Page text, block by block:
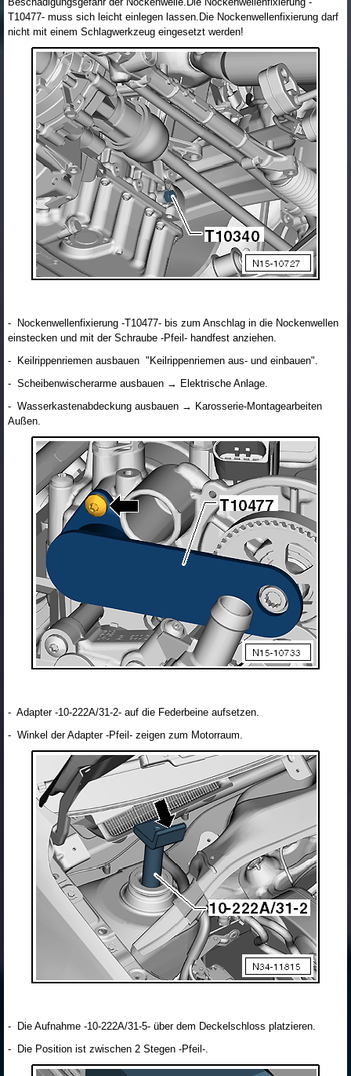
T10477- muss sich leicht einlegen lassen.Die Nockenwellenfixierung darf
nicht mit einem Schlagwerkzeug eingesetzt werden!
- Nockenwellenfixierung -T10477- bis zum Anschlag in die Nockenwellen
einstecken und mit der Schraube -Pfeil- handfest anziehen.
- Keilrippenriemen ausbauen "Keilrippenriemen aus- und einbauen".
- Scheibenwischerarme ausbauen → Elektrische Anlage.
- Wasserkastenabdeckung ausbauen → Karosserie-Montagearbeiten
Außen.
- Adapter -10-222A/31-2- auf die Federbeine aufsetzen.
- Winkel der Adapter -Pfeil- zeigen zum Motorraum.
- Die Aufnahme -10-222A/31-5- über dem Deckelschloss platzieren.
- Die Position ist zwischen 2 Stegen -Pfeil-.